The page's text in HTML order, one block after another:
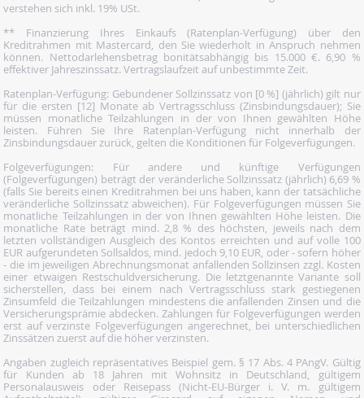
verstehen sich inkl. 19% USt.
** Finanzierung Ihres Einkaufs (Ratenplan-Verfügung) über den
Kreditrahmen mit Mastercard, den Sie wiederholt in Anspruch nehmen
können. Nettodarlehensbetrag bonitätsabhängig bis 15.000 €. 6,90 %
effektiver Jahreszinssatz. Vertragslaufzeit auf unbestimmte Zeit.
Ratenplan-Verfügung: Gebundener Sollzinssatz von [0 %] (jährlich) gilt nur
für die ersten [12] Monate ab Vertragsschluss (Zinsbindungsdauer); Sie
müssen monatliche Teilzahlungen in der von Ihnen gewählten Höhe
leisten. Führen Sie Ihre Ratenplan-Verfügung nicht innerhalb der
Zinsbindungsdauer zurück, gelten die Konditionen für Folgeverfügungen.
Folgeverfügungen: Für andere und künftige Verfügungen
(Folgeverfügungen) beträgt der veränderliche Sollzinssatz (jährlich) 6,69 %
(falls Sie bereits einen Kreditrahmen bei uns haben, kann der tatsächliche
veränderliche Sollzinssatz abweichen). Für Folgeverfügungen müssen Sie
monatliche Teilzahlungen in der von Ihnen gewählten Höhe leisten. Die
monatliche Rate beträgt mind. 2,8 % des höchsten, jeweils nach dem
letzten vollständigen Ausgleich des Kontos erreichten und auf volle 100
EUR aufgerundeten Sollsaldos, mind. jedoch 9,10 EUR, oder - sofern höher
- die im jeweiligen Abrechnungsmonat anfallenden Sollzinsen zzgl. Kosten
einer etwaigen Restschuldversicherung. Die letztgenannte Variante soll
sicherstellen, dass bei einem nach Vertragsschluss stark gestiegenen
Zinsumfeld die Teilzahlungen mindestens die anfallenden Zinsen und die
Versicherungsprämie abdecken. Zahlungen für Folgeverfügungen werden
erst auf verzinste Folgeverfügungen angerechnet, bei unterschiedlichen
Zinssätzen zuerst auf die höher verzinsten.
Angaben zugleich repräsentatives Beispiel gem. § 17 Abs. 4 PAngV. Gültig
für Kunden ab 18 Jahren mit Wohnsitz in Deutschland, gültigem
Personalausweis oder Reisepass (Nicht-EU-Bürger i. V. m. gültigem